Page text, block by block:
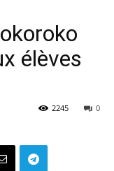
élèves
0
2245